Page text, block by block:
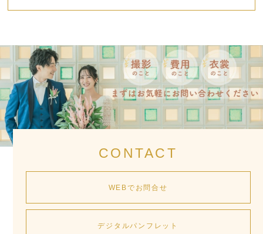
CONTACT
WEBでお問合せ
デジタルパンフレット